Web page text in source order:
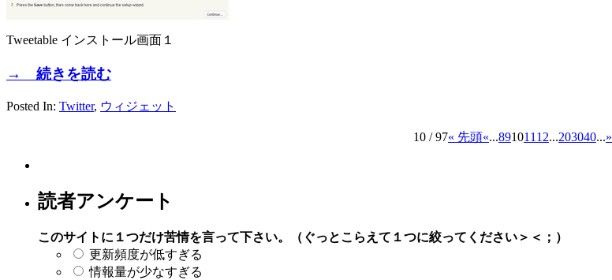
Tweetable インストール画面１
→ 続きを読む
Posted In: Twitter, ウィジェット
10 / 97« 先頭«...891011 12...203040...»
読者アンケート
このサイトに１つだけ苦情を言って下さい。（ぐっとこらえて１つに絞ってください＞＜；）
更新頻度が低すぎる
情報量が少なすぎる